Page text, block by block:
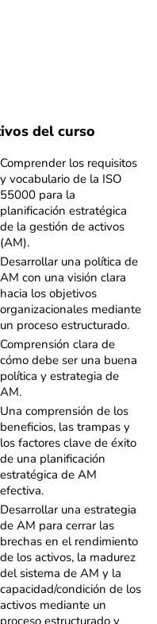
del curso
Comprender los requisitos
y vocabulario de la ISO
55000 para la
planificación estratégica
de la gestión de activos
(AM).
Desarrollar una política de
AM con una visión clara
hacia los objetivos
organizacionales mediante
un proceso estructurado.
Comprensión clara de
cómo debe ser una buena
política y estrategia de
AM.
Una comprensión de los
beneficios, las trampas y
los factores clave de éxito
de una planificación
estratégica de AM
efectiva.
Desarrollar una estrategia
de AM para cerrar las
brechas en el rendimiento
de los activos, la madurez
del sistema de AM y la
capacidad/condición de los
activos mediante un